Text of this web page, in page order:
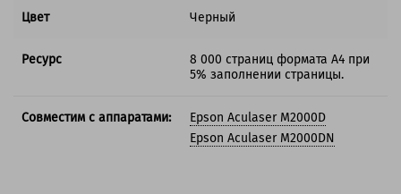
Цвет Черный
Ресурс
8 000 страниц формата А4 при
5% заполнении страницы.
Совместим с аппаратами:
Epson Aculaser M2000D
Epson Aculaser M2000DN